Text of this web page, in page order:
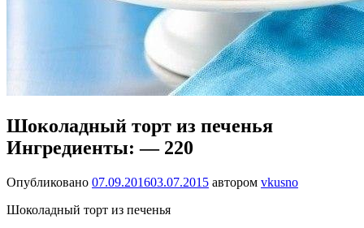
Шоколадный торт из печенья
Ингредиенты: — 220
Опубликовано 07.09.201603.07.2015 автором vkusno
Шоколадный торт из печенья